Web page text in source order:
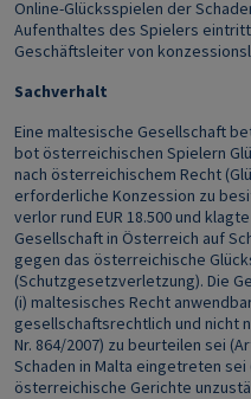
Online‑Glücksspielen der
Aufenthaltes des Spielers
Geschäftsleiter von
Sachverhalt
Eine maltesische Gesellschaft
bot österreichischen Spielern
nach österreichischem Recht
erforderliche Konzession zu
verlor rund EUR 18.500 und
Gesellschaft in Österreich auf
gegen das österreichische
(Schutzgesetzverletzung). Die
(i) maltesisches Recht
gesellschaftsrechtlich und nicht
Nr. 864/2007) zu beurteilen sei
Schaden in Malta eingetreten
österreichische Gerichte